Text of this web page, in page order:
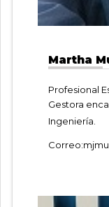
Martha
Profesional
Gestora
Ingeniería.
Correo: